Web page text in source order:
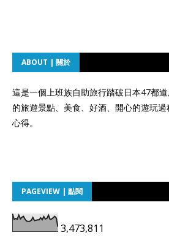
ABOUT | 關於
這是一個上班族自助旅行踏破日本47都
的旅遊景點、美食、好酒、開心的遊玩
心得。
PAGEVIEW | 點閱
3,473,811